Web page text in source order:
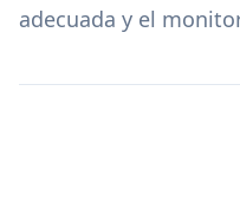
adecuada y el